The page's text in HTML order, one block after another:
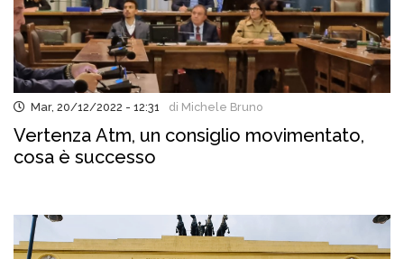
Mar, 20/12/2022 - 12:31 di Michele Bruno
Vertenza Atm, un consiglio movimentato,
cosa è successo